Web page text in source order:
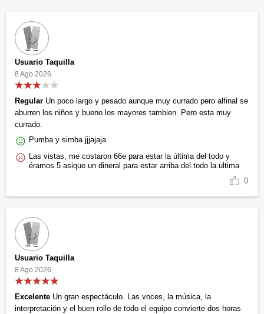
Usuario Taquilla
8 Ago 2026
Regular Un poco largo y pesado aunque muy currado pero alfinal se
aburren los niños y bueno los mayores tambien. Pero esta muy
currado.
Pumba y simba jjjajaja
Las vistas, me costaron 66e para estar la última del todo y
éramos 5 asique un dineral para estar arriba del.todo la.ultima
0
Usuario Taquilla
8 Ago 2026
Excelente Un gran espectáculo. Las voces, la música, la
interpretación y el buen rollo de todo el equipo convierte dos horas